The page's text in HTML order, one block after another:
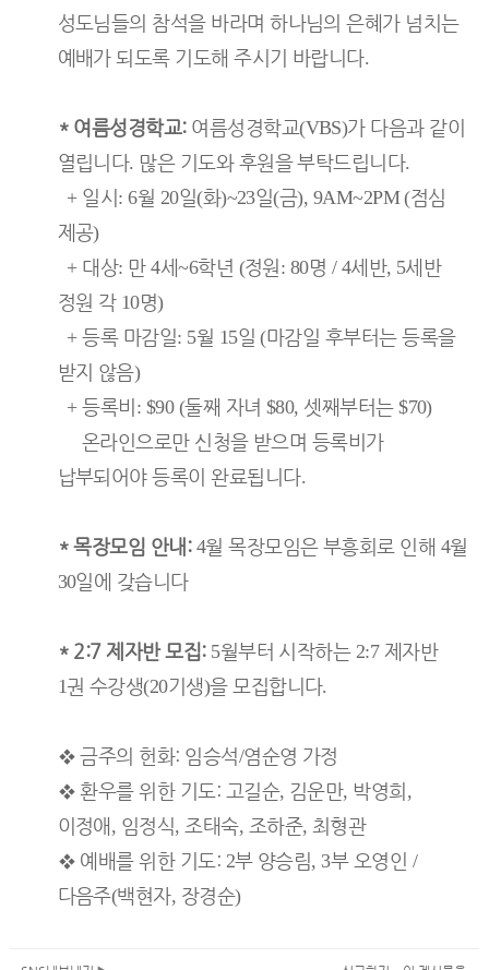
성도님들의 참석을 바라며 하나님의 은혜가 넘치는
예배가 되도록 기도해 주시기 바랍니다.
* 여름성경학교: 여름성경학교(VBS)가 다음과 같이
열립니다. 많은 기도와 후원을 부탁드립니다.
+ 일시 : 6월 20일(화)~23일(금), 9AM~2PM (점심
제공)
+ 대상: 만4세~6학년 (정원 : 80명 / 4세반, 5세반
정원 각 10명)
+등록 마감일: 5월 15일(마감일 후부터는 등록을
받지 않음)
+등록비 : $90 (둘째 자녀 $80, 셋째부터는$70)
온라인으로만 신청을 받으며 등록비가
납부되어야 등록이 완료됩니다.
*목장모임 안내 : 4월 목장모임은 부흥회로 인해 4월
30일에 갖습니다
* 2:7제자반 모집: 5월부터 시작하는 2:7 제자반
1권 수강생(20기생)을 모집합니다.
❖금주의 헌화: 임승석/염순영 가정
❖환우를 위한 기도 : 고길순, 김운만, 박영희 ,
이정애 , 임정식,조태숙, 조하준, 최형관
❖ 예배를 위한 기도 : 2부 양승림, 3부 오영인 /
다음주(백현자, 장경순)